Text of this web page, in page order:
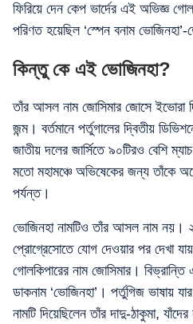
ফিরিয়ে দেন কেপ ভার্দের এই অভিজ্ঞ
পরিণত হয়েছিল ‘স্পেন বনাম ভোজিনহা’-
কিন্তু কে এই ভোজিনহা?
তাঁর আসল নাম জোসিমার জোসে ইভোরা
জন্ম। বর্তমানে পর্তুগালের দ্বিতীয়
জাতীয় দলের জার্সিতে ৯০টিরও বেশি
মতো মহামঞ্চে অভিষেকের জন্য তাঁকে
পর্যন্ত।
ভোজিনহা নামটিও তাঁর আসল নাম নয়।
প্রোগ্রেসোতে যোগ দেওয়ার পর দেখা
গোলকিপারের নাম জোসিমার।
ডাকনাম ‘ভোজিনহা’। পর্তুগিজ ভাষায়
নামটি দিয়েছিলেন তাঁর দাদু-ঠাকুমা,